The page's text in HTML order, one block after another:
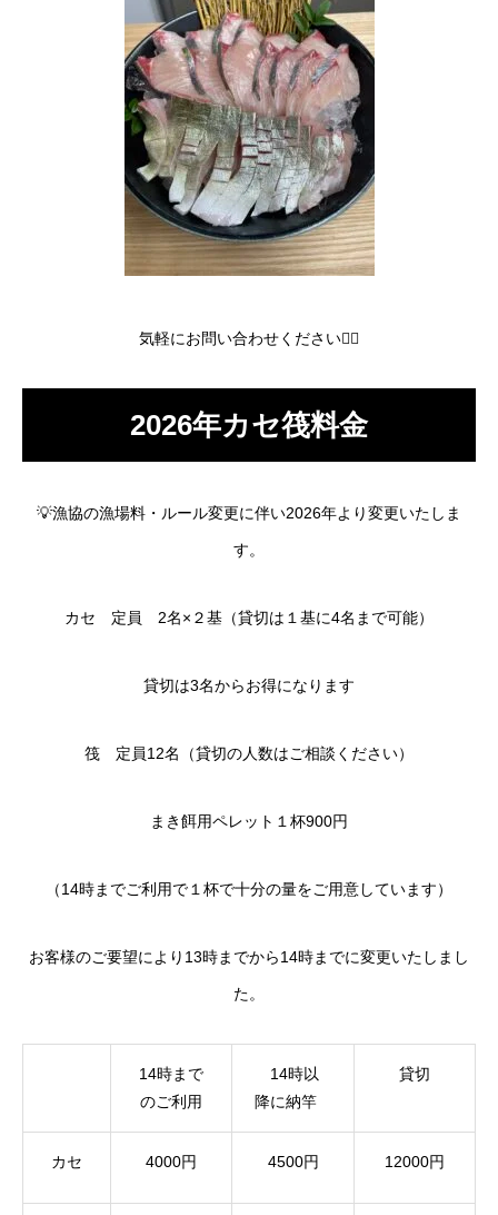
気軽にお問い合わせください🙇‍♂️
2026年カセ筏料金
💡漁協の漁場料・ルール変更に伴い2026年より変更いたしま
す。
カセ 定員 2名×２基（貸切は１基に4名まで可能）
貸切は3名からお得になります
筏 定員12名（貸切の人数はご相談ください）
まき餌用ペレット１杯900円
（14時までご利用で１杯で十分の量をご用意しています）
お客様のご要望により13時までから14時までに変更いたしまし
た。
14時まで
のご利用
14時以
降に納竿
貸切
カセ 4000円 4500円 12000円